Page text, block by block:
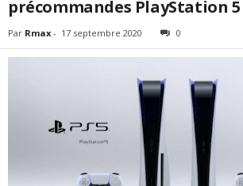
précommandes PlayStation
Par Rmax - 17 septembre 2020 0